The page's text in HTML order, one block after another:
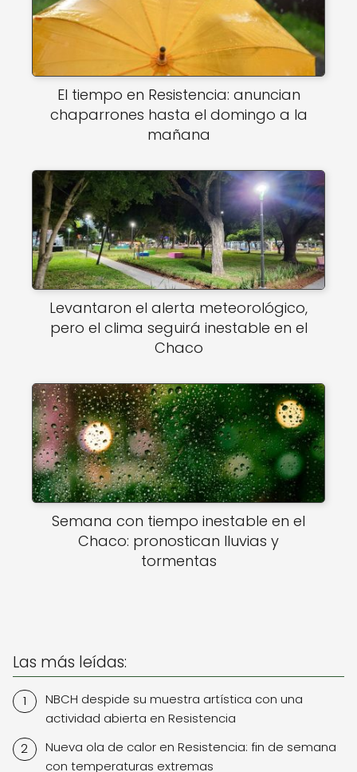
El tiempo en Resistencia: anuncian
chaparrones hasta el domingo a la
mañana
Levantaron el alerta meteorológico,
pero el clima seguirá inestable en el
Chaco
Semana con tiempo inestable en el
Chaco: pronostican lluvias y
tormentas
Las más leídas:
NBCH despide su muestra artística con una
actividad abierta en Resistencia
Nueva ola de calor en Resistencia: fin de semana
con temperaturas extremas